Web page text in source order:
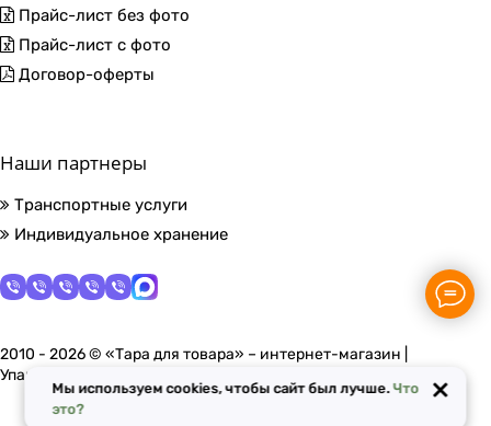
Прайс-лист без фото
Прайс-лист с фото
Договор-оферты
Наши партнеры
Транспортные услуги
Индивидуальное хранение
2010 - 2026 © «Тара для товара» – интернет-магазин |
Упаковочные материалы в Москве
Мы используем cookies, чтобы сайт был лучше.Что
это?
×